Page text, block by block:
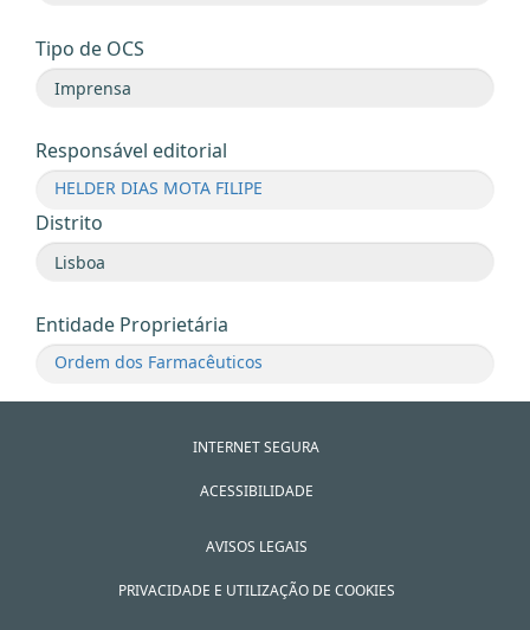
Tipo de OCS
Responsável editorial
HELDER DIAS MOTA FILIPE
Distrito
Entidade Proprietária
Ordem dos Farmacêuticos
INTERNET SEGURA
ACESSIBILIDADE
AVISOS LEGAIS
PRIVACIDADE E UTILIZAÇÃO DE COOKIES